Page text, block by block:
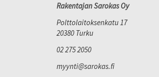
Rakentajan Sarokas Oy
Polttolaitoksenkatu 17
20380 Turku
02 275 2050
myynti@sarokas.fi